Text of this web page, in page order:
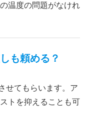
温度の問題がなけれ
も頼める？
せてもらいます。ア
トを抑えることも可